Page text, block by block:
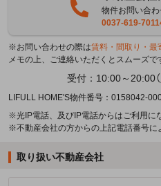
物件お問い合
0037-619-
※お問い合わせの際は賃料・間取り・最
メモの上、ご連絡いただくとスムーズで
受付：10:00～20:00
LIFULL HOME'S物件番号：0158042-
※光IP電話、及びIP電話からはご利用に
※不動産会社の方からの上記電話番号に
取り扱い不動産会社